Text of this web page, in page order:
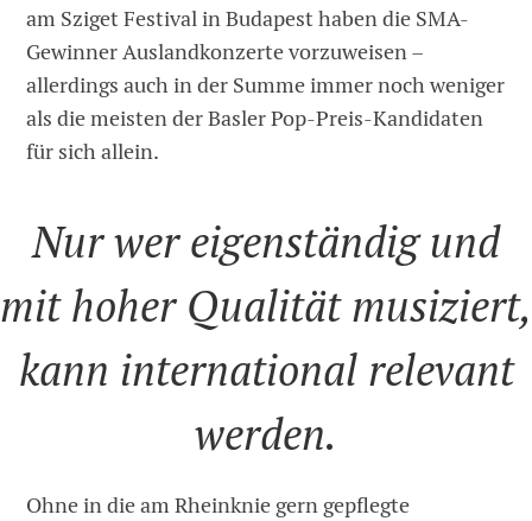
am Sziget Festival in Budapest haben die SMA-
Gewinner Auslandkonzerte vorzuweisen –
allerdings auch in der Summe immer noch weniger
als die meisten der Basler Pop-Preis-Kandidaten
für sich allein.
Nur wer eigenständig und
mit hoher Qualität musiziert,
kann international relevant
werden.
Ohne in die am Rheinknie gern gepflegte